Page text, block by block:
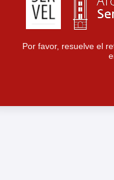
Por favor, resuelve el